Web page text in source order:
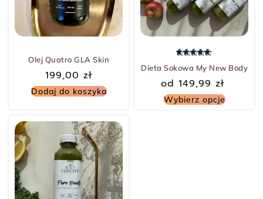
Olej Quatro GLA Skin
199,00 zł
Dodaj do koszyka
Dieta Sokowa My New Body
od 149,99 zł
Wybierz opcje